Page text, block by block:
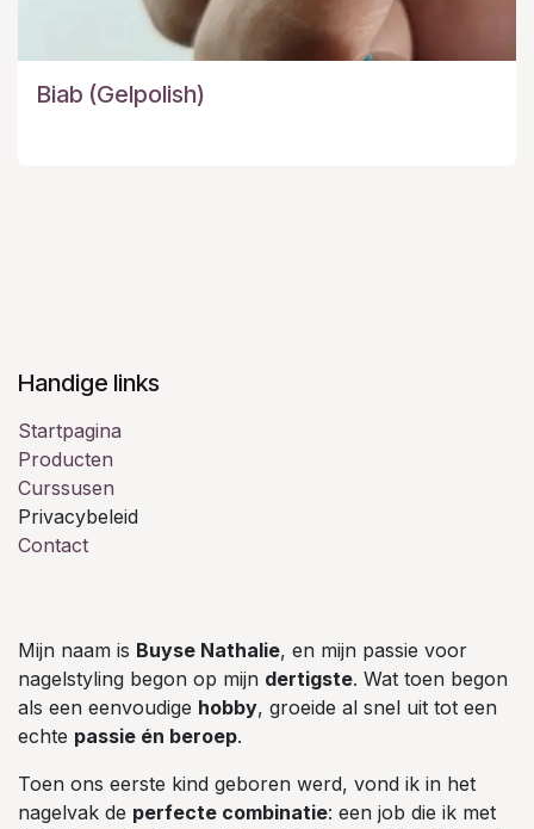
Biab (Gelpolish)
Handige links
Startpagina
Producten
Curssusen
Privacybeleid
Contact
Mijn naam is Buyse Nathalie, en mijn passie voor
nagelstyling begon op mijn dertigste. Wat toen begon
als een eenvoudige hobby, groeide al snel uit tot een
echte passie én beroep.
Toen ons eerste kind geboren werd, vond ik in het
nagelvak de perfecte combinatie: een job die ik met